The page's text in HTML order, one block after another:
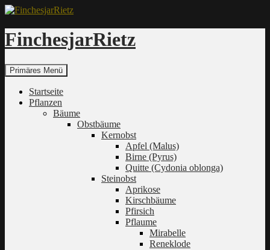
Zum
springen
FinchesjarRietz
Suchen
Primäres Menü
Startseite
Pflanzen
Bäume
Obstbäume
Kernobst
Apfel (Malus)
Birne (Pyrus)
Quitte (Cydonia oblonga)
Steinobst
Aprikose
Kirschbäume
Pfirsich
Pflaume
Mirabelle
Reneklode